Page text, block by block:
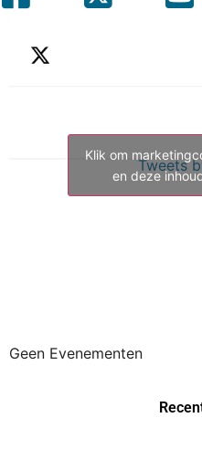
Tweets
Klik om
en deze
Geen Evenementen